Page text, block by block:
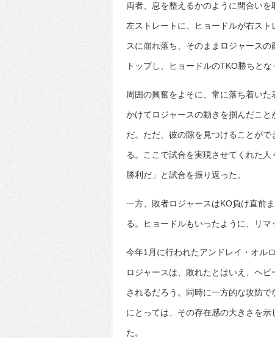
両者、息を整えるかのように間合い
左ストレートに、ヒョードルが右ス
スに崩れ落ち、そのままロジャース
トップし、ヒョードルのTKO勝ちとな
周囲の興奮をよそに、常に落ち着い
かけてロジャースの動きを掴んだこ
だ。ただ、彼の隙を見つけることが
る。ここで試合を実現させてくれた
勝利だ」と試合を振り返った。
一方、敗者ロジャースはKO負け直前
る。ヒョードルもいったように、リマ
今年1月に行われたアンドレイ・オル
ロジャースは、敗れたとはいえ、ヘ
されるだろう。同時に一方的な攻防
にとっては、その存在感の大きさを
た。